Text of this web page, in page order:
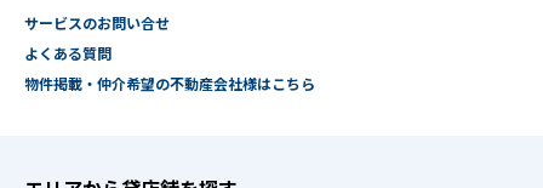
サービスのお問い合せ
よくある質問
物件掲載・仲介希望の不動産会社様はこちら